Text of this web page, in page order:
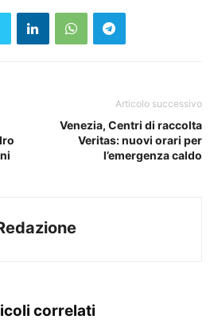
Articolo successivo
Venezia, Centri di raccolta
Veritas: nuovi orari per
l’emergenza caldo
correlati